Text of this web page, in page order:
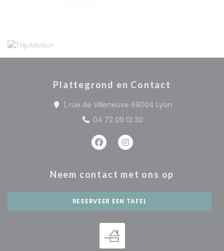
Plattegrond en Contact
1, rue de Villeneuve 69004 Lyon
04 72 00 01 30
Facebook ((opent in een
Instagram ((opent in
Neem contact met ons op
RESERVEER EEN TAFEL